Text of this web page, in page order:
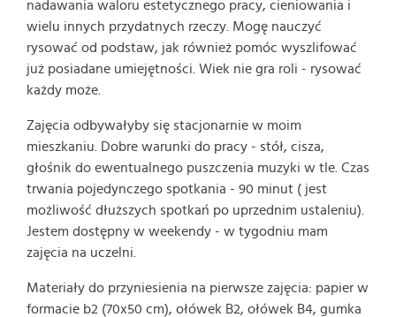
nadawania waloru estetycznego pracy, cieniowania i
wielu innych przydatnych rzeczy. Mogę nauczyć
rysować od podstaw, jak również pomóc wyszlifować
już posiadane umiejętności. Wiek nie gra roli - rysować
każdy może.
Zajęcia odbywałyby się stacjonarnie w moim
mieszkaniu. Dobre warunki do pracy - stół, cisza,
głośnik do ewentualnego puszczenia muzyki w tle. Czas
trwania pojedynczego spotkania - 90 minut ( jest
możliwość dłuższych spotkań po uprzednim ustaleniu).
Jestem dostępny w weekendy - w tygodniu mam
zajęcia na uczelni.
Materiały do przyniesienia na pierwsze zajęcia: papier w
formacie b2 (70x50 cm), ołówek B2, ołówek B4, gumka